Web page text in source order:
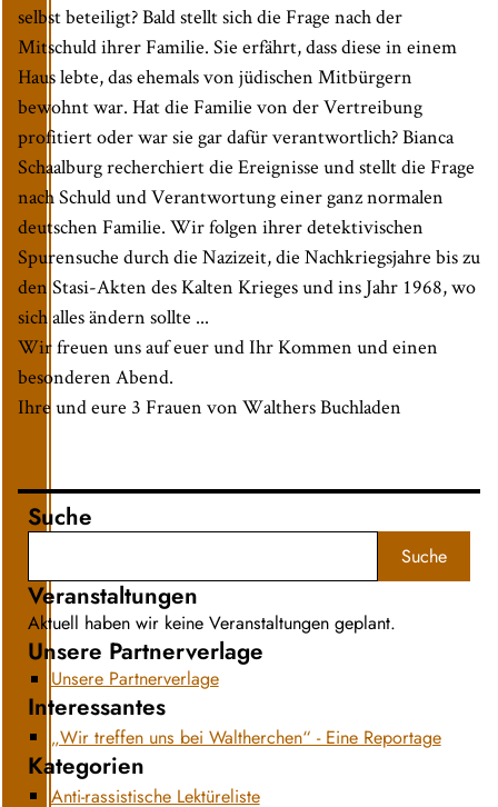
selbst beteiligt? Bald stellt sich die Frage nach der
Mitschuld ihrer Familie. Sie erfährt, dass diese in einem
Haus lebte, das ehemals von jüdischen Mitbürgern
bewohnt war. Hat die Familie von der Vertreibung
profitiert oder war sie gar dafür verantwortlich? Bianca
Schaalburg recherchiert die Ereignisse und stellt die Frage
nach Schuld und Verantwortung einer ganz normalen
deutschen Familie. Wir folgen ihrer detektivischen
Spurensuche durch die Nazizeit, die Nachkriegsjahre bis zu
den Stasi-Akten des Kalten Krieges und ins Jahr 1968, wo
sich alles ändern sollte ...
Wir freuen uns auf euer und Ihr Kommen und einen
besonderen Abend.
Ihre und eure 3 Frauen von Walthers Buchladen
Suche
Suche
Veranstaltungen
Aktuell haben wir keine Veranstaltungen geplant.
Unsere Partnerverlage
Unsere Partnerverlage
Interessantes
„Wir treffen uns bei Waltherchen“ - Eine Reportage
Kategorien
Anti-rassistische Lektüreliste